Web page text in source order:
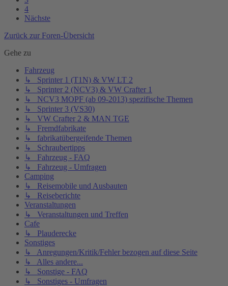
4
Nächste
Zurück zur Foren-Übersicht
Gehe zu
Fahrzeug
↳ Sprinter 1 (T1N) & VW LT 2
↳ Sprinter 2 (NCV3) & VW Crafter 1
↳ NCV3 MOPF (ab 09-2013) spezifische Themen
↳ Sprinter 3 (VS30)
↳ VW Crafter 2 & MAN TGE
↳ Fremdfabrikate
↳ fabrikatübergeifende Themen
↳ Schraubertipps
↳ Fahrzeug - FAQ
↳ Fahrzeug - Umfragen
Camping
↳ Reisemobile und Ausbauten
↳ Reiseberichte
Veranstaltungen
↳ Veranstaltungen und Treffen
Cafe
↳ Plauderecke
Sonstiges
↳ Anregungen/Kritik/Fehler bezogen auf diese Seite
↳ Alles andere...
↳ Sonstige - FAQ
↳ Sonstiges - Umfragen